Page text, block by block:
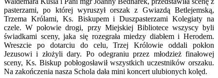
pasterzami, po której wyruszył orszak z Gwiazdą Betlejemską,
Trzema Królami, Ks. Biskupem i Duszpasterzami Kolegiaty na
czele. W połowie drogi, przy Miejskiej Bibliotece wszyscy byli
świadkami sceny, jaka się rozegrała miedzy diabłem i Herodem.
Wreszcie po dotarciu do celu, Trzej Królowie oddali pokłon
Jezusowi i złożyli dary. Po odegraniu przez młodzież finałowej
sceny, Ks. Biskup pobłogosławił wszystkich uczestników orszaku.
Na zakończenia nasza Schola dała mini koncert ulubionych kolęd.